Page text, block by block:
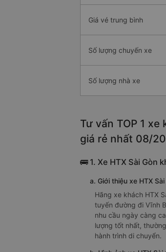
Giá vé trung bình
Số lượng chuyến xe
Số lượng nhà xe
Tư vấn TOP 1
giá rẻ nhất 08/
🚌 1. Xe HTX Sài Gòn
a. Giới thiệu xe HTX Sài
Hãng xe khách HTX
tuyến đường đi Vĩnh
nhu cầu ngày càng
lượng tốt nhất,
hành trình di chuyển.